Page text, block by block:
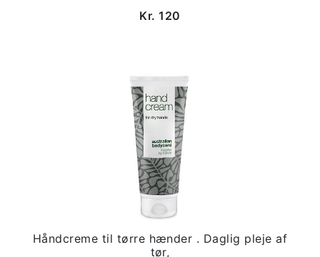
Kr. 120
Håndcreme til tørre hænder . Daglig pleje af
tør,